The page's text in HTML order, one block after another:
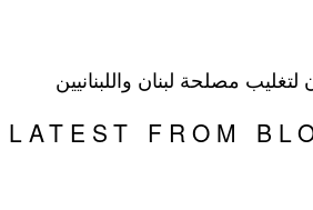
مصلحة لبنان واللبنانيين
LATEST FROM